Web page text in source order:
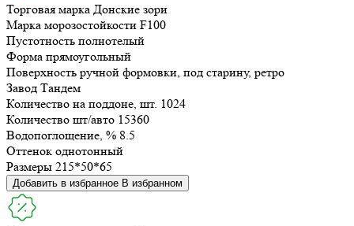
Торговая марка Донские зори
Марка морозостойкости F100
Пустотность полнотелый
Форма прямоугольный
Поверхность ручной формовки, под старину, ретро
Завод Тандем
Количество на поддоне, шт. 1024
Количество шт/авто 15360
Водопоглощение, % 8.5
Оттенок однотонный
Размеры 215*50*65
Добавить в избранное В избранном